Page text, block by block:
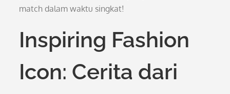
match dalam waktu singkat!
Inspiring Fashion
Icon: Cerita dari